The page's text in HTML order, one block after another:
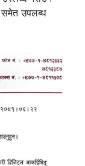
उपलब्ध